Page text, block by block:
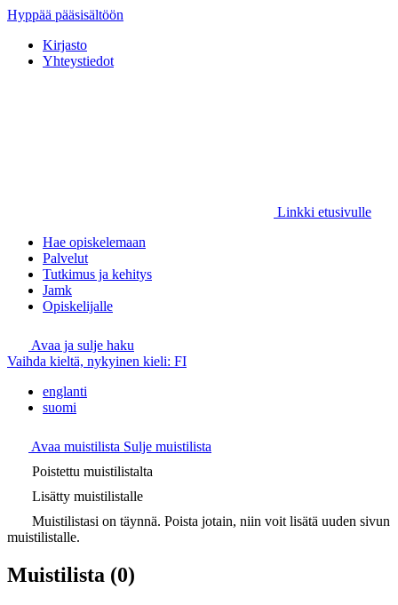
Hyppää pääsisältöön
Kirjasto
Yhteystiedot
Linkki etusivulle
Hae opiskelemaan
Palvelut
Tutkimus ja kehitys
Jamk
Opiskelijalle
Avaa ja sulje haku
Vaihda kieltä, nykyinen kieli: FI
englanti
suomi
Avaa muistilista Sulje muistilista
Poistettu muistilistalta
Lisätty muistilistalle
Muistilistasi on täynnä. Poista jotain, niin voit lisätä uuden sivun
muistilistalle.
Muistilista (0)